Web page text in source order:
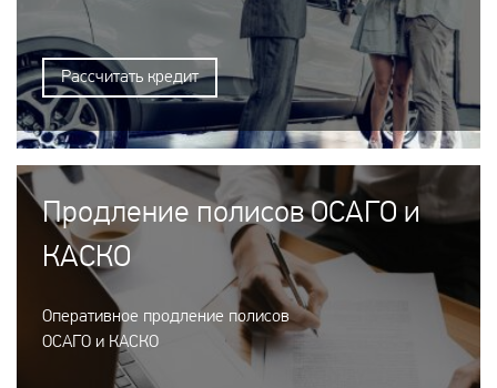
Рассчитать кредит
Продление полисов ОСАГО и
КАСКО
Оперативное продление полисов
ОСАГО и КАСКО